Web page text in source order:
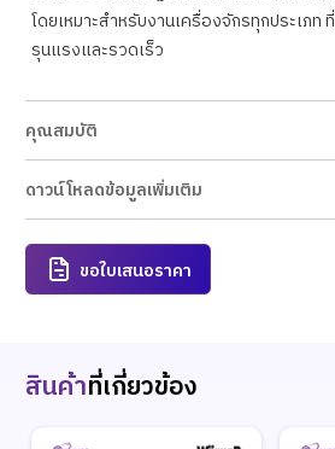
โดยเหมาะสำหรับงานเครื่องจักรทุกประเภท
รุนแรงและรวดเร็ว
คุณสมบัติ
ดาวน์โหลดข้อมูลเพิ่มเติม
ขอใบเสนอราคา
สินค้าที่เกี่ยวข้อง